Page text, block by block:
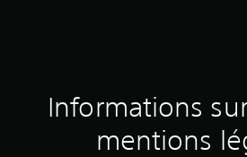
Informations
mentions